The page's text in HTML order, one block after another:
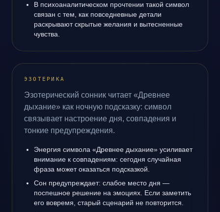
В психоаналитическом прочтении такой символ
связан с тем, как повседневные детали
раскрывают скрытые желания и вытесненные
чувства.
ЭЗОТЕРИКА
Эзотерический сонник читает «Древнее
дыхание» как ночную подсказку: символ
связывает настроение дня, совпадения и
тонкие предупреждения.
Энергия символа «Древнее дыхание» усиливает
внимание к совпадениям: сегодня случайная
фраза может оказаться подсказкой.
Сон предупреждает: слабое место дня —
поспешное решение на эмоциях. Если заметить
его вовремя, старый сценарий не повторится.